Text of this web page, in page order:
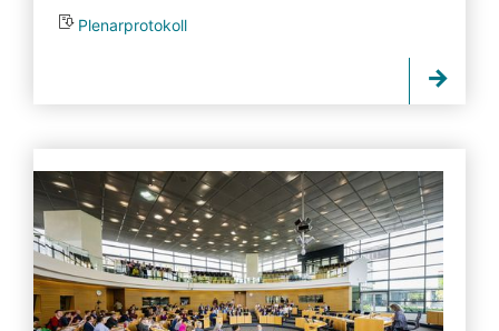
Plenarprotokoll